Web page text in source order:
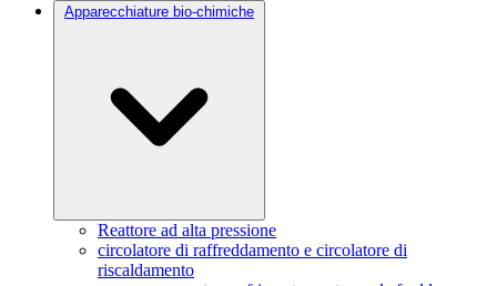
Apparecchiature bio-chimiche
Reattore ad alta pressione
circolatore di raffreddamento e circolatore di
riscaldamento